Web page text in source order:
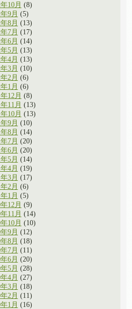
10月 (8)
9月 (5)
8月 (13)
7月 (17)
6月 (14)
5月 (13)
4月 (13)
3月 (10)
2月 (6)
1月 (6)
12月 (8)
11月 (13)
10月 (13)
9月 (10)
8月 (14)
7月 (20)
6月 (20)
5月 (14)
4月 (19)
3月 (17)
2月 (6)
1月 (5)
12月 (9)
11月 (14)
10月 (10)
9月 (12)
8月 (18)
7月 (11)
6月 (20)
5月 (28)
4月 (27)
3月 (18)
2月 (11)
1月 (16)